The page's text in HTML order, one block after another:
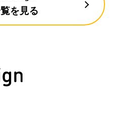
を見る